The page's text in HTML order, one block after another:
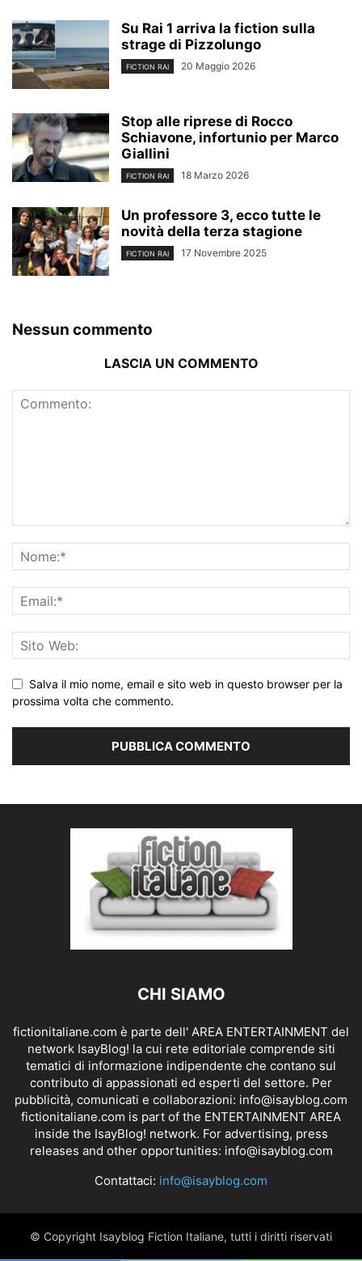
Su Rai 1 arriva la fiction sulla
strage di Pizzolungo
FICTION RAI 20 Maggio 2026
Stop alle riprese di Rocco
Schiavone, infortunio per Marco
Giallini
FICTION RAI 18 Marzo 2026
Un professore 3, ecco tutte le
novità della terza stagione
FICTION RAI 17 Novembre 2025
Nessun commento
LASCIA UN COMMENTO
Salva il mio nome, email e sito web in questo browser per la
prossima volta che commento.
CHI SIAMO
fictionitaliane.com è parte dell' AREA ENTERTAINMENT del
network IsayBlog! la cui rete editoriale comprende siti
tematici di informazione indipendente che contano sul
contributo di appassionati ed esperti del settore. Per
pubblicità, comunicati e collaborazioni: info@isayblog.com
fictionitaliane.com is part of the ENTERTAINMENT AREA
inside the IsayBlog! network. For advertising, press
releases and other opportunities: info@isayblog.com
Contattaci: info@isayblog.com
© Copyright Isayblog Fiction Italiane, tutti i diritti riservati